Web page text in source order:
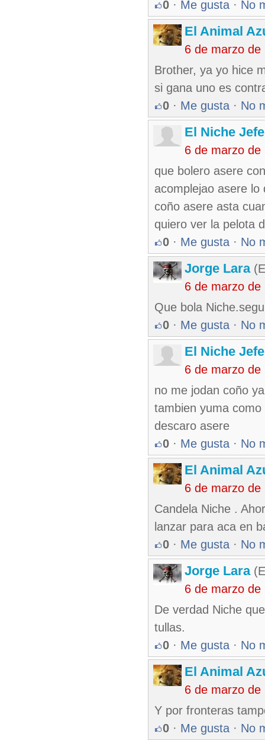
0 · Me gusta · No
El Animal
6 de marzo de
Brother, ya yo hice
si gana uno es
0 · Me gusta · No
El Niche
6 de marzo de
que bolero asere
acomplejao asere
coño asere asta
quiero ver la pelota
0 · Me gusta · No
Jorge Lara
6 de marzo de
Que bola
0 · Me gusta · No
El Niche
6 de marzo de
no me jodan coño
tambien yuma
descaro asere
0 · Me gusta · No
El Animal
6 de marzo de
Candela Niche .
lanzar para aca en
0 · Me gusta · No
Jorge Lara
6 de marzo de
De verdad Niche
tullas.
0 · Me gusta · No
El Animal
6 de marzo de
Y por fronteras
0 · Me gusta · No